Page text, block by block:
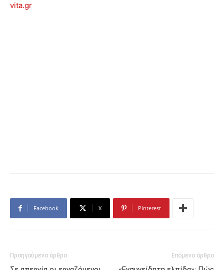
vita.gr
Facebook X Pinterest
Προηγούμενο άρθρο Επόμενο άρθρο